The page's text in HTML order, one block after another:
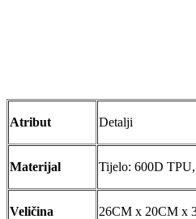
Atribut Detalji
Materijal Tijelo: 600D
Veličina 26CM x 20CM x